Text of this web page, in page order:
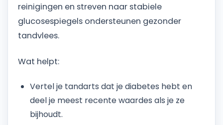
reinigingen en streven naar stabiele
glucosespiegels ondersteunen gezonder
tandvlees.
Wat helpt:
Vertel je tandarts dat je diabetes hebt en
deel je meest recente waardes als je ze
bijhoudt.